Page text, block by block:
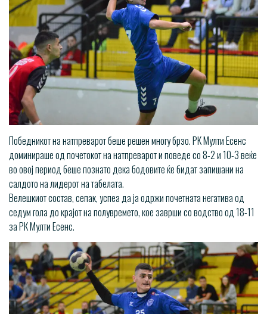
Победникот на натпреварот беше решен многу брзо. РК Мулти Есенс
доминираше од почетокот на натпреварот и поведе со 8-2 и 10-3 веќе
во овој период беше познато дека бодовите ќе бидат запишани на
салдото на лидерот на табелата.
Велешкиот состав, сепак, успеа да ја одржи почетната негатива од
седум гола до крајот на полувремето, кое заврши со водство од 18-11
за РК Мулти Есенс.